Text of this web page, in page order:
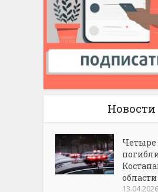
Новости
Четыре
области